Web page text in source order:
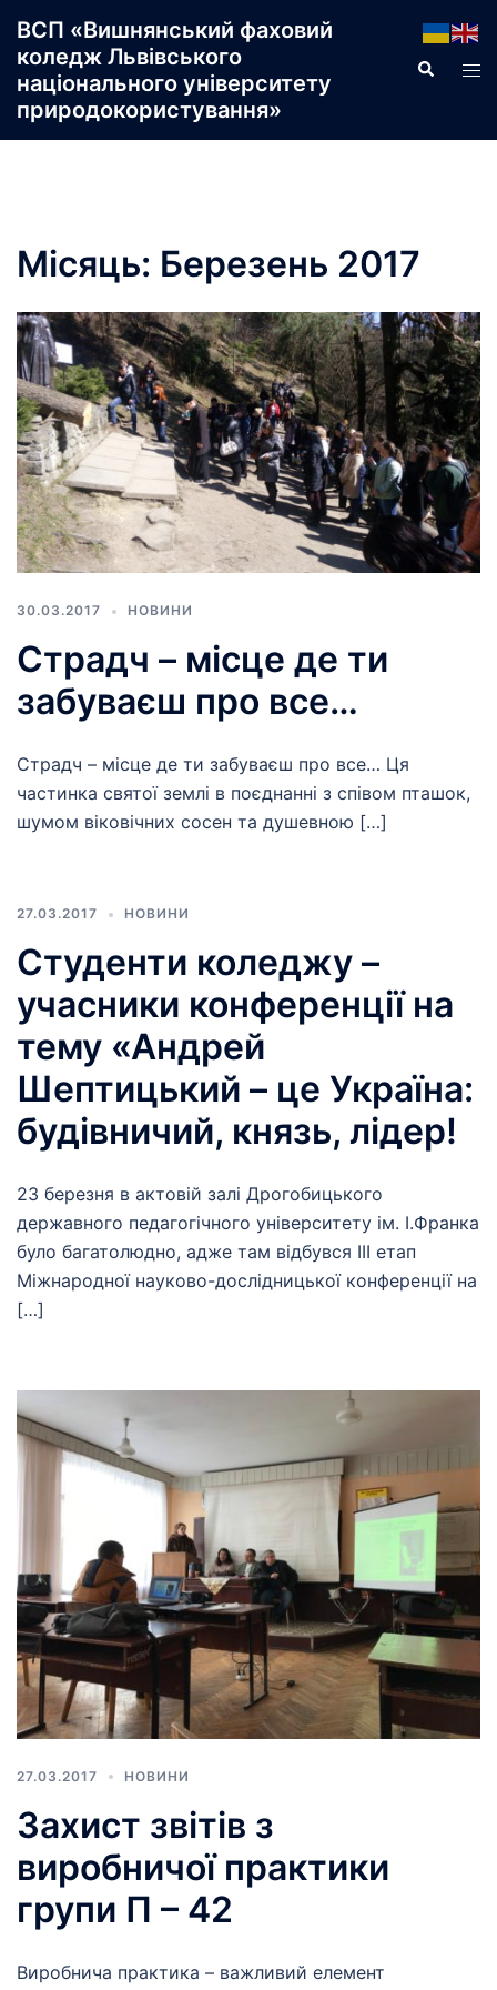
до
вмісту
ВСП «Вишнянський фаховий
коледж Львівського
національного університету
природокористування»
Пошук
Місяць: Березень 2017
30.03.2017 НОВИНИ
Страдч – місце де ти
забуваєш про все…
Страдч – місце де ти забуваєш про все… Ця
частинка святої землі в поєднанні з співом пташок,
шумом віковічних сосен та душевною […]
27.03.2017 НОВИНИ
Студенти коледжу –
учасники конференції на
тему «Андрей
Шептицький – це Україна:
будівничий, князь, лідер!
23 березня в актовій залі Дрогобицького
державного педагогічного університету ім. І.Франка
було багатолюдно, адже там відбувся ІІІ етап
Міжнародної науково-дослідницької конференції на
[…]
27.03.2017 НОВИНИ
Захист звітів з
виробничої практики
групи П – 42
Виробнича практика – важливий елемент